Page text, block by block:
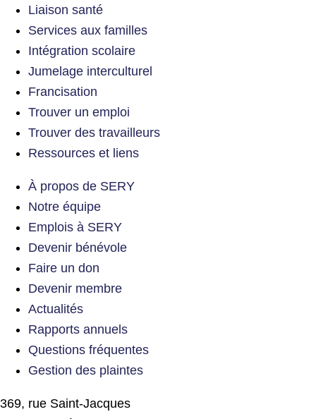
Liaison santé
Services aux familles
Intégration scolaire
Jumelage interculturel
Francisation
Trouver un emploi
Trouver des travailleurs
Ressources et liens
À propos de SERY
Notre équipe
Emplois à SERY
Devenir bénévole
Faire un don
Devenir membre
Actualités
Rapports annuels
Questions fréquentes
Gestion des plaintes
369, rue Saint-Jacques